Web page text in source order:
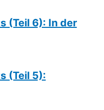
(Teil 6): In der
(Teil 5):